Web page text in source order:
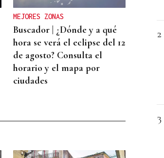
MEJORES ZONAS
Buscador | ¿Dónde y a qué
hora se verá el eclipse del 12
de agosto? Consulta el
horario y el mapa por
ciudades